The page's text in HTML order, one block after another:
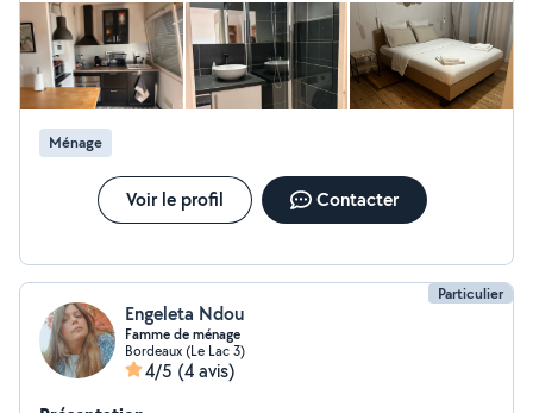
efficace. Elle comprend parfaitement ce que l'on attend d'elle.
J'aurai du mal à me passer de ses services. Que ce soit le
ménage ou les courses, tout est fait avec soin et sérieux.
Ménage
Voir le profil Contacter
Particulier
Engeleta Ndou
Famme de ménage
Bordeaux (Le Lac 3)
4/5 (4 avis)